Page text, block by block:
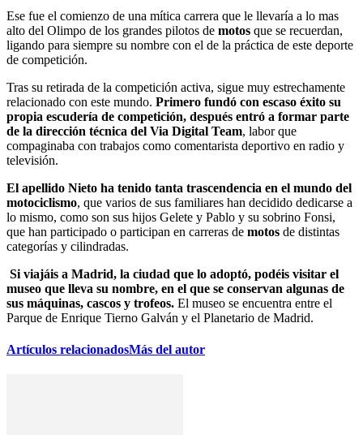
Ese fue el comienzo de una mítica carrera que le llevaría a lo mas
alto del Olimpo de los grandes pilotos de motos que se recuerdan,
ligando para siempre su nombre con el de la práctica de este deporte
de competición.
Tras su retirada de la competición activa, sigue muy estrechamente
relacionado con este mundo. Primero fundó con escaso éxito su
propia escudería de competición, después entró a formar parte
de la dirección técnica del Via Digital Team, labor que
compaginaba con trabajos como comentarista deportivo en radio y
televisión.
El apellido Nieto ha tenido tanta trascendencia en el mundo del
motociclismo, que varios de sus familiares han decidido dedicarse a
lo mismo, como son sus hijos Gelete y Pablo y su sobrino Fonsi,
que han participado o participan en carreras de motos de distintas
categorías y cilindradas.
Si viajáis a Madrid, la ciudad que lo adoptó, podéis visitar el
museo que lleva su nombre, en el que se conservan algunas de
sus máquinas, cascos y trofeos. El museo se encuentra entre el
Parque de Enrique Tierno Galván y el Planetario de Madrid.
Artículos relacionadosMás del autor